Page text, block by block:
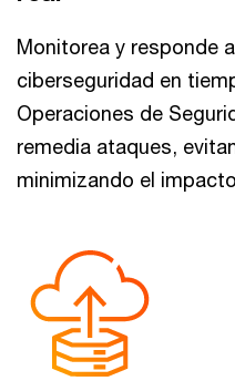
Monitorea y responde
ciberseguridad en
Operaciones de
remedia ataques,
minimizando el